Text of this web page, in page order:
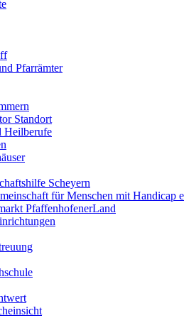
Pfarrämter
Standort
Heilberufe
Scheyern
für Menschen mit Handicap
PfaffenhofenerLand